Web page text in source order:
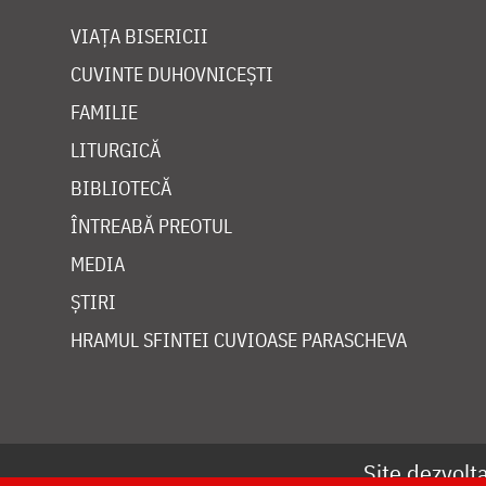
VIAȚA BISERICII
CUVINTE DUHOVNICEȘTI
FAMILIE
LITURGICĂ
BIBLIOTECĂ
ÎNTREABĂ PREOTUL
MEDIA
ȘTIRI
HRAMUL SFINTEI CUVIOASE PARASCHEVA
Site